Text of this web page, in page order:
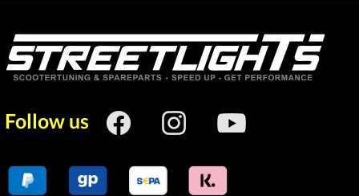
Follow us